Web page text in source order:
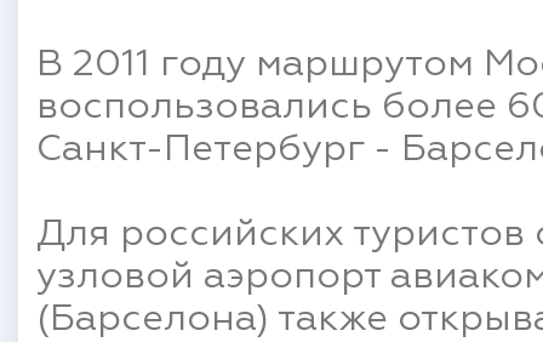
В 2011 году маршрутом
воспользовались более
Санкт-Петербург -
Для российских
узловой аэропорт
(Барселона) также